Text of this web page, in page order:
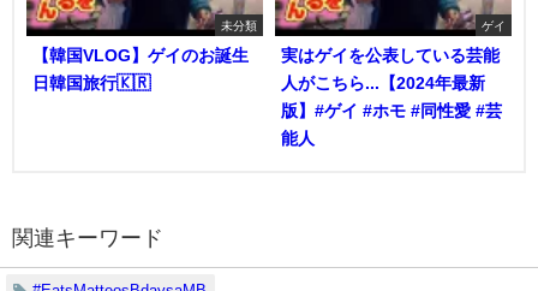
未分類
【韓国VLOG】ゲイのお誕生
日韓国旅行🇰🇷
ゲイ
実はゲイを公表している芸能
人がこちら...【2024年最新
版】#ゲイ #ホモ #同性愛 #芸
能人
関連キーワード